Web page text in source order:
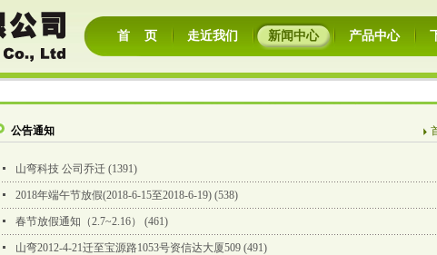
首 页 走近我们 新闻中心 产品中心
公告通知
山弯科技 公司乔迁 (1391)
2018年端午节放假(2018-6-15至2018-6-19) (538)
春节放假通知（2.7~2.16） (461)
山弯2012-4-21迁至宝源路1053号资信达大厦509 (491)